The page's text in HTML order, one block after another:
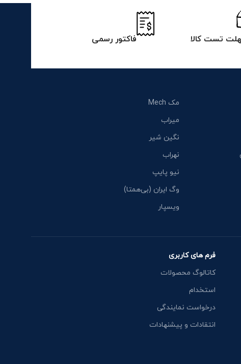
تست کالا فاکتور رسمی
مک Mech
میراب
نگین شیر
نهراب
نیو پایپ
وگ ایران (بی‌همتا)
ویسپار
فرم های کاربری
کاتالوگ محصولات
استخدام
درخواست نمایندگی
انتقادات و پیشنهادات